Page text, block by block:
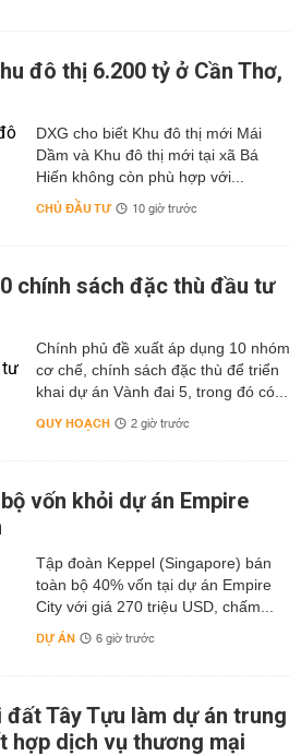
đô thị 6.200 tỷ ở Cần Thơ,
DXG cho biết Khu đô thị mới Mái
Dầm và Khu đô thị mới tại xã Bá
Hiến không còn phù hợp với...
CHỦ ĐẦU TƯ 10 giờ trước
chính sách đặc thù đầu tư
Chính phủ đề xuất áp dụng 10 nhóm
cơ chế, chính sách đặc thù để triển
khai dự án Vành đai 5, trong đó có...
QUY HOẠCH 2 giờ trước
vốn khỏi dự án Empire
Tập đoàn Keppel (Singapore) bán
toàn bộ 40% vốn tại dự án Empire
City với giá 270 triệu USD, chấm...
DỰ ÁN 6 giờ trước
đất Tây Tựu làm dự án trung
hợp dịch vụ thương mại